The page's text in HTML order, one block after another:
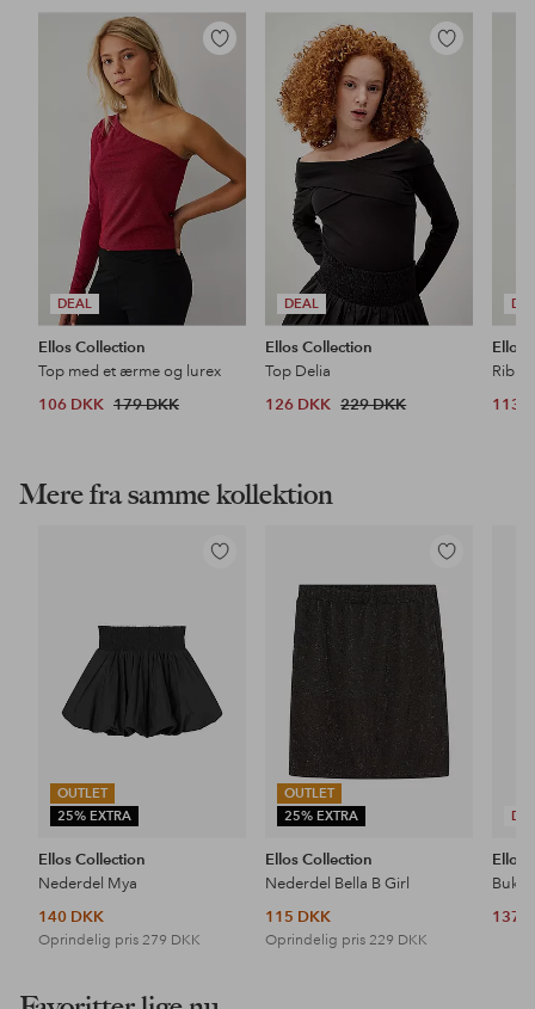
DEAL
Tilføj
Ellos Collection
Top med et ærme og lurex
106 DKK 179 DKK
DEAL
Tilføj
Ellos Collection
Top Delia
126 DKK 229 DKK
Ellos
113
Mere fra samme kollektion
OUTLET
25% EXTRA
Tilføj
Ellos Collection
Nederdel Mya
140 DKK
Oprindelig pris 279 DKK
OUTLET
25% EXTRA
Tilføj
til
favoritter
Ellos Collection
Nederdel Bella B Girl
115 DKK
Oprindelig pris229 DKK
Ellos
137